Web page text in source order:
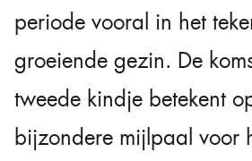
periode vooral in het
groeiende gezin. De
tweede kindje betekent
bijzondere mijlpaal voor